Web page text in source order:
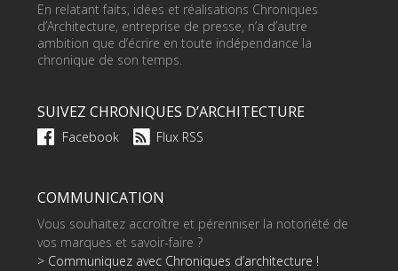
En relatant faits, idées et réalisations Chroniques
d’Architecture, entreprise de presse, n’a d’autre
ambition que d’écrire en toute indépendance la
chronique de son temps.
SUIVEZ CHRONIQUES D’ARCHITECTURE
Facebook Flux RSS
COMMUNICATION
Vous souhaitez accroître et pérenniser la notoriété de
vos marques et savoir-faire ?
> Communiquez avec Chroniques d’architecture !